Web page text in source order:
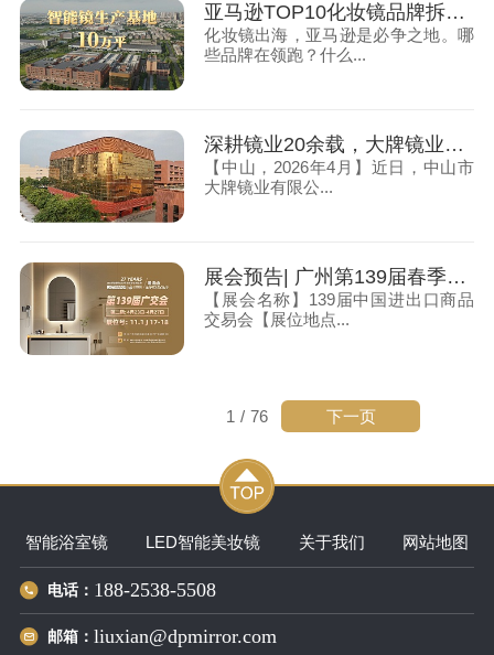
亚马逊TOP10化妆镜品牌拆解：价格、功能、销量全解析
化妆镜出海，亚马逊是必争之地。哪
些品牌在领跑？什么...
深耕镜业20余载，大牌镜业获330+专利，服务全球70+国家客户
【中山，2026年4月】近日，中山市
大牌镜业有限公...
展会预告| 广州第139届春季广交会，大牌镜业诚邀您莅临
【展会名称】139届中国进出口商品
交易会【展位地点...
1 / 76 下一页
智能浴室镜 LED智能美妆镜 关于我们 网站地图
电话： 188-2538-5508
邮箱： liuxian@dpmirror.com